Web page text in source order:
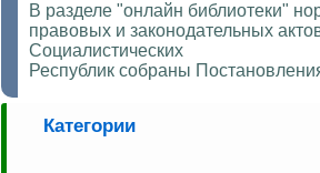
В разделе "онлайн библиотеки"
правовых и законодательных
Социалистических
Республик собраны
Категории